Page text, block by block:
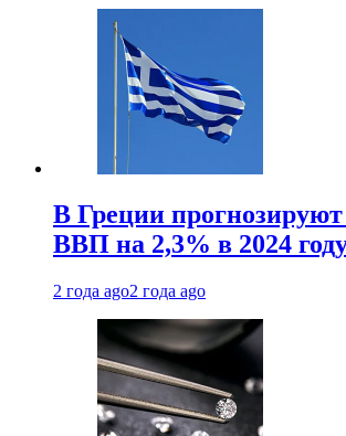
В Греции прогнозируют
ВВП на 2,3% в 2024
2 года ago2 года ago